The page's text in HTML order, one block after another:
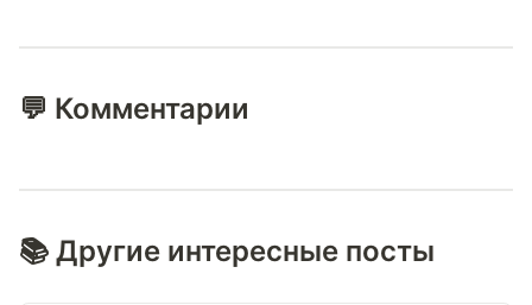
💬 Комментарии
📚 Другие интересные посты